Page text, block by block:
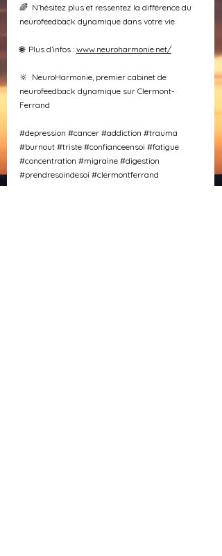
🌈  N’hésitez plus et ressentez la différence du
neurofeedback dynamique dans votre vie
🌐  Plus d’infos : www.neuroharmonie.net/
🔆  NeuroHarmonie, premier cabinet de
neurofeedback dynamique sur Clermont-
Ferrand
#depression #cancer #addiction #trauma
#burnout #triste #confianceensoi #fatigue
#concentration #migraine #digestion
#prendresoindesoi #clermontferrand